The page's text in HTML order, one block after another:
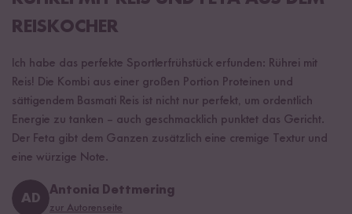
REISKOCHER
Ich habe das perfekte Sportlerfrühstück erfunden: Rührei mit
Reis! Die Kombi aus einer großen Portion Proteinen und
sättigendem Basmati Reis ist nicht nur perfekt, um ordentlich
Energie zu tanken – auch geschmacklich punktet das Gericht.
Der Feta gibt dem Ganzen zusätzlich eine cremige Textur und
eine würzige Note.
AD
Antonia Dettmering
zur Autorenseite